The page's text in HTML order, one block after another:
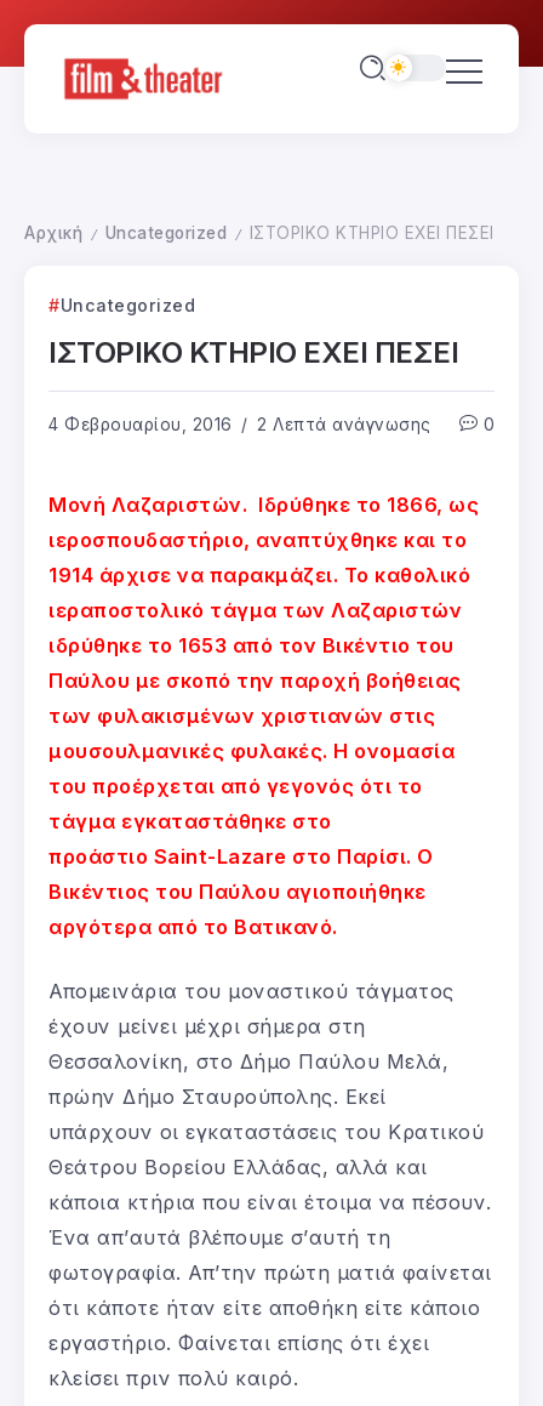
Αρχική / Uncategorized / ΙΣΤΟΡΙΚΟ ΚΤΗΡΙΟ ΕΧΕΙ ΠΕΣΕΙ
Uncategorized
ΙΣΤΟΡΙΚΟ ΚΤΗΡΙΟ ΕΧΕΙ ΠΕΣΕΙ
4 Φεβρουαρίου, 2016 2 Λεπτά ανάγνωσης 0
Μονή Λαζαριστών. Ιδρύθηκε το 1866, ως
ιεροσπουδαστήριο, αναπτύχθηκε και το
1914 άρχισε να παρακμάζει. Το καθολικό
ιεραποστολικό τάγμα των Λαζαριστών
ιδρύθηκε το 1653 από τον Βικέντιο του
Παύλου με σκοπό την παροχή βοήθειας
των φυλακισμένων χριστιανών στις
μουσουλμανικές φυλακές. Η ονομασία
του προέρχεται από γεγονός ότι το
τάγμα εγκαταστάθηκε στο
προάστιο Saint-Lazare στο Παρίσι. Ο
Βικέντιος του Παύλου αγιοποιήθηκε
αργότερα από το Βατικανό.
Απομεινάρια του μοναστικού τάγματος
έχουν μείνει μέχρι σήμερα στη
Θεσσαλονίκη, στο Δήμο Παύλου Μελά,
πρώην Δήμο Σταυρούπολης. Εκεί
υπάρχουν οι εγκαταστάσεις του Κρατικού
Θεάτρου Βορείου Ελλάδας, αλλά και
κάποια κτήρια που είναι έτοιμα να πέσουν.
Ένα απ’αυτά βλέπουμε σ’αυτή τη
φωτογραφία. Απ’την πρώτη ματιά φαίνεται
ότι κάποτε ήταν είτε αποθήκη είτε κάποιο
εργαστήριο. Φαίνεται επίσης ότι έχει
κλείσει πριν πολύ καιρό.